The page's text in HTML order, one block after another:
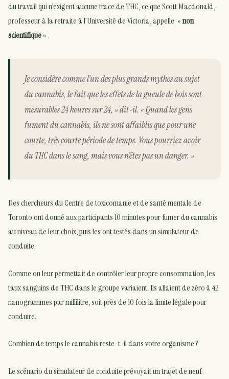
du travail qui n’exigent aucune trace de THC, ce que Scott Macdonald,
professeur à la retraite à l’Université de Victoria, appelle »non
scientifique« .
Je considère comme l’un des plus grands mythes au sujet
du cannabis, le fait que les effets de la gueule de bois sont
mesurables 24 heures sur 24, » dit-il. « Quand les gens
fument du cannabis, ils ne sont affaiblis que pour une
courte, très courte période de temps. Vous pourriez avoir
du THC dans le sang, mais vous n’êtes pas un danger. »
Des chercheurs du Centre de toxicomanie et de santé mentale de
Toronto ont donné aux participants 10 minutes pour fumer du cannabis
au niveau de leur choix, puis les ont testés dans un simulateur de
conduite.
Comme on leur permettait de contrôler leur propre consommation, les
taux sanguins de THC dans le groupe variaient. Ils allaient de zéro à 42
nanogrammes par millilitre, soit près de 10 fois la limite légale pour
conduire.
Combien de temps le cannabis reste-t-il dans votre organisme ?
Le scénario du simulateur de conduite prévoyait un trajet de neuf